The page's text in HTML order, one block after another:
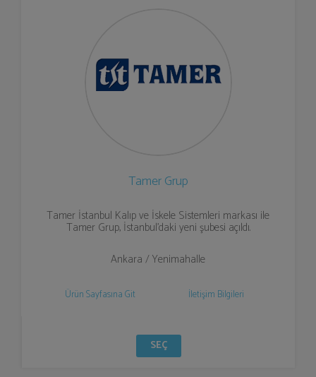
Tamer Grup
Tamer İstanbul Kalıp ve İskele Sistemleri markası ile
Tamer Grup, İstanbul’daki yeni şubesi açıldı.
Ankara / Yenimahalle
Ürün Sayfasına Git İletişim Bilgileri
SEÇ